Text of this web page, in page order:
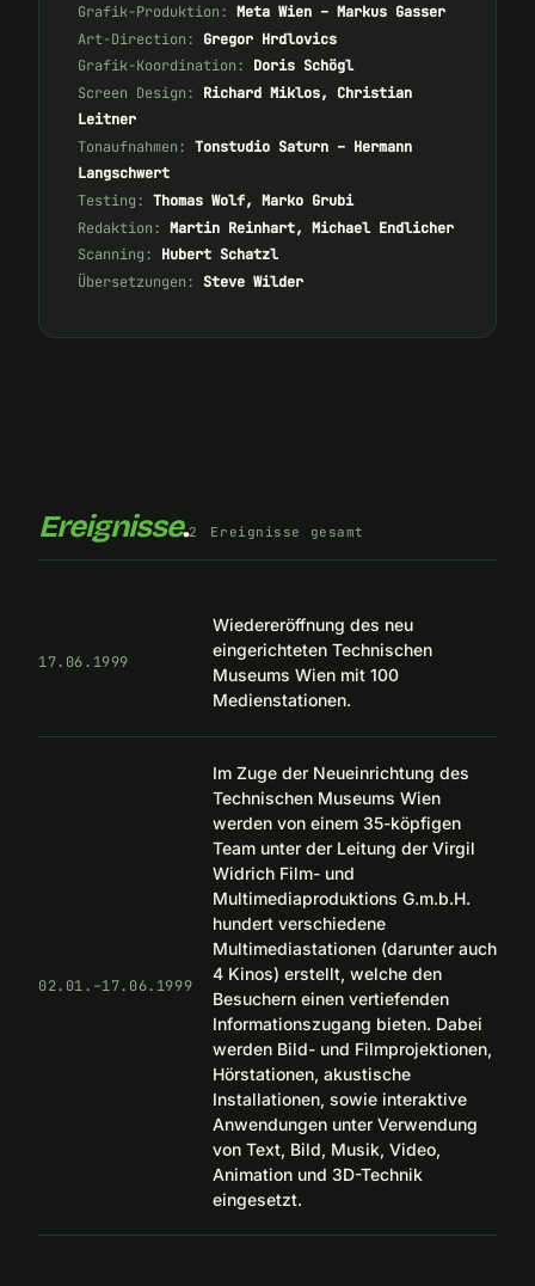
Grafik-Produktion: Meta Wien – Markus Gasser
Art-Direction:
Gregor Hrdlovics
Grafik-Koordination:
Doris Schögl
Screen Design:
Richard Miklos, Christian
Leitner
Tonaufnahmen: Tonstudio Saturn – Hermann
Langschwert
Testing: Thomas Wolf, Marko Grubi
Redaktion: Martin Reinhart, Michael Endlicher
Scanning:
Hubert Schatzl
Übersetzungen: Steve Wilder
Ereignisse.2 Ereignisse gesamt
17.06.1999
Wiedereröffnung des neu
eingerichteten Technischen
Museums Wien mit 100
Medienstationen.
02.01.–17.06.1999
Im Zuge der Neueinrichtung des
Technischen Museums Wien
werden von einem 35-köpfigen
Team unter der Leitung der Virgil
Widrich Film- und
Multimediaproduktions G.m.b.H.
hundert verschiedene
Multimediastationen (darunter auch
4 Kinos) erstellt, welche den
Besuchern einen vertiefenden
Informationszugang bieten. Dabei
werden Bild- und Filmprojektionen,
Hörstationen, akustische
Installationen, sowie interaktive
Anwendungen unter Verwendung
von Text, Bild, Musik, Video,
Animation und 3D-Technik
eingesetzt.